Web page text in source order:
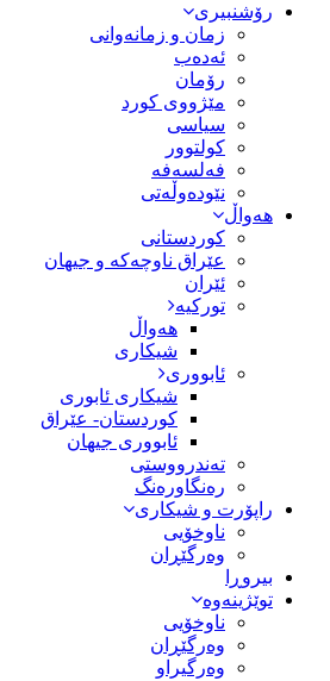
رۆشنبیری
زمان و زمانه‌وانی
ئەدەب
رۆمان
مێژووى کورد
سیاسى
کولتوور
فەلسەفە
نێودەوڵەتی
هەواڵ
کوردستانی
عێراق ناوچەکە و جیهان
ئێران
تورکیە
هەواڵ
شیکاری
ئابووری
شیکاری ئابوری
کوردستان- عێراق
ئابووری جیهان
تەندرووستی
رەنگاورەنگ
راپۆرت و شیکاری
ناوخۆیی
وەرگێڕان
بیروڕا
توێژینەوە
ناوخۆیی
وەرگێڕان
وەرگیراو